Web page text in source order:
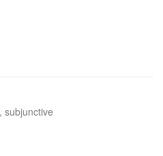
subjunctive